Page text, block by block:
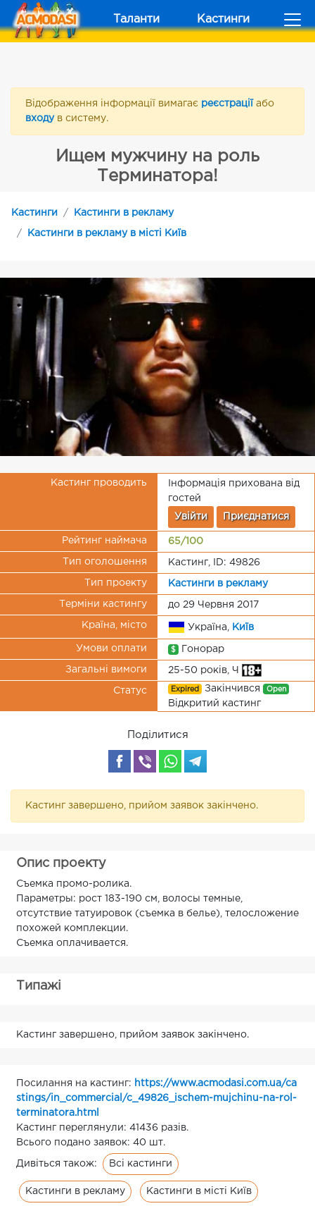
Таланти Кастинги
Відображення інформації вимагає реєстрації або
входу в систему.
Ищем мужчину на роль
Терминатора!
Кастинги Кастинги в рекламу
Кастинги в рекламу в місті Київ
Кастинг проводить
Інформація прихована від
гостей
Увійти Приєднатися
Рейтинг наймача 65/100
Тип оголошення Кастинг, ID: 49826
Тип проекту Кастинги в рекламу
Терміни кастингу до 29 Червня 2017
Країна, місто Україна, Київ
Умови оплати $ Гонорар
Загальні вимоги 25-50 років, Ч
Статус Expired Закінчився Open
Відкритий кастинг
Поділитися
Кастинг завершено, прийом заявок закінчено.
Опис проекту
Съемка промо-ролика.
Параметры: рост 183-190 см, волосы темные,
отсутствие татуировок (съемка в белье), телосложение
похожей комплекции.
Съемка оплачивается.
Типажі
Кастинг завершено, прийом заявок закінчено.
Посилання на кастинг: https://www.acmodasi.com.ua/ca
stings/in_commercial/c_49826_ischem-mujchinu-na-rol-
terminatora.html
Кастинг переглянули: 41436 разів.
Всього подано заявок: 40 шт.
Дивіться також: Всі кастинги
Кастинги в рекламу Кастинги в місті Київ